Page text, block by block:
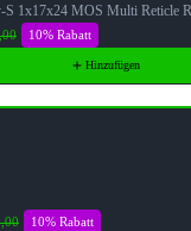
S 1x17x24 MOS Multi Reticle
10% Rabatt
Hinzufügen
10% Rabatt